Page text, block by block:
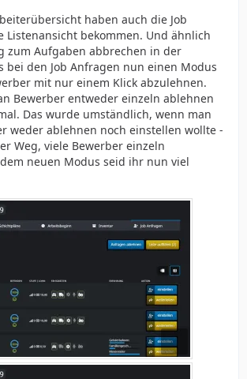
haben auch die Job
Listenansicht bekommen. Und ähnlich
zum Aufgaben abbrechen in der
bei den Job Anfragen nun einen Modus
mit nur einem Klick abzulehnen.
Bewerber entweder einzeln ablehnen
Das wurde umständlich, wenn man
weder ablehnen noch einstellen wollte -
Weg, viele Bewerber einzeln
neuen Modus seid ihr nun viel